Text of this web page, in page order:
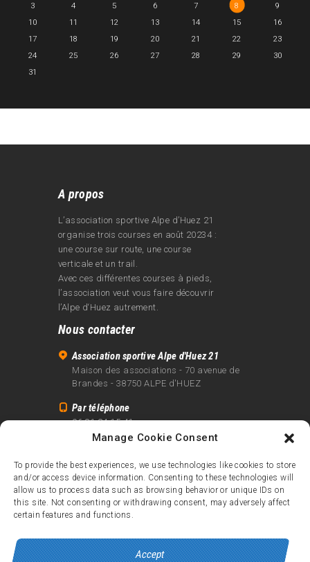
Manage Cookie Consent
To provide the best experiences, we use technologies like cookies to store
and/or access device information. Consenting to these technologies will
allow us to process data such as browsing behavior or unique IDs on
this site. Not consenting or withdrawing consent, may adversely affect
certain features and functions.
Accept
3
4 5 6 7 8
9
10
11 12 13 14 15
16
17
18 19 20 21 22
23
24
25 26 27 28 29
30
31
A propos
L’association sportive Alpe d’Huez 21
organise trois courses en août 20234 :
une course sur route, une course
verticale et un trail.
Avec ces différentes courses à pieds,
l’association veut vous faire découvrir
l’Alpe d‘Huez autrement.
Nous contacter
Association sportive Alpe d'Huez 21
Maison des associations - 70 avenue de
Brandes - 38750 ALPE d'HUEZ
Par téléphone
06 81 24 15 41
info@alpe21.fr
Mentions légales
Contact
crédits